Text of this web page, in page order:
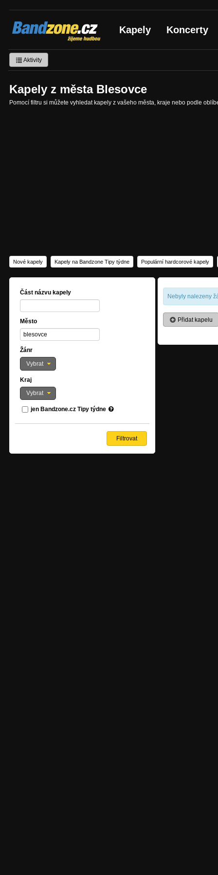
Bandzone.cz
žijeme hudbou Kapely Koncerty
Aktivity
Kapely z města Blesovce
Pomocí filtru si můžete vyhledat kapely z vašeho města, kraje nebo podle
Nové kapely Kapely na Bandzone Tipy týdne Populární hardcorové kapely
Část názvu kapely
Město
Žánr
Vybrat
Kraj
Vybrat
jen Bandzone.cz Tipy týdne
Nebyly nalezeny
Přidat kapelu